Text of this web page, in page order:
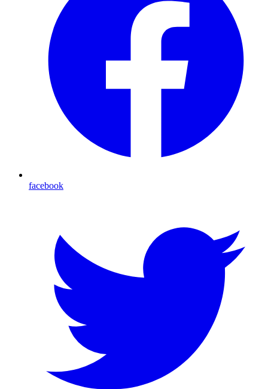
facebook